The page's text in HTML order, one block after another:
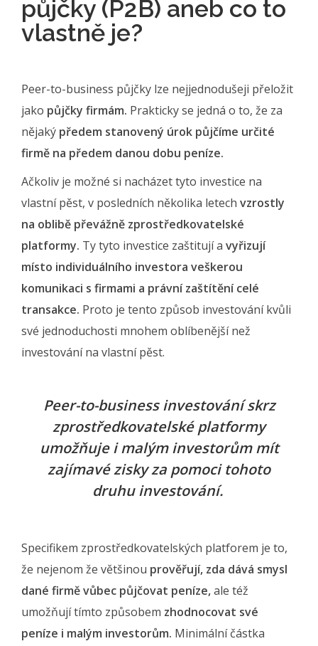
půjčky (P2B) aneb co to
vlastně je?
Peer-to-business půjčky lze nejjednodušeji přeložit
jako půjčky firmám. Prakticky se jedná o to, že za
nějaký předem stanovený úrok půjčíme určité
firmě na předem danou dobu peníze.
Ačkoliv je možné si nacházet tyto investice na
vlastní pěst, v posledních několika letech vzrostly
na oblibě převážně zprostředkovatelské
platformy. Ty tyto investice zaštitují a vyřizují
místo individuálního investora veškerou
komunikaci s firmami a právní zaštítění celé
transakce. Proto je tento způsob investování kvůli
své jednoduchosti mnohem oblíbenější než
investování na vlastní pěst.
Peer-to-business investování skrz
zprostředkovatelské platformy
umožňuje i malým investorům mít
zajímavé zisky za pomoci tohoto
druhu investování.
Specifikem zprostředkovatelských platforem je to,
že nejenom že většinou prověřují, zda dává smysl
dané firmě vůbec půjčovat peníze,ale též
umožňují tímto způsobem zhodnocovat své
peníze i malým investorům. Minimální částka